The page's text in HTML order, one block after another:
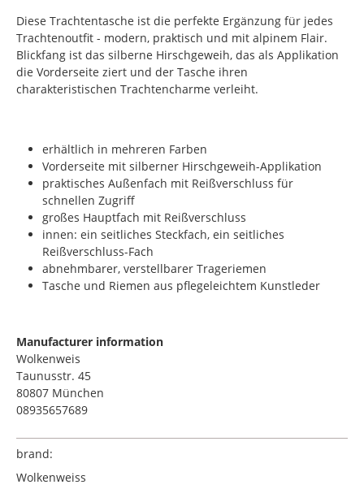
Diese Trachtentasche ist die perfekte Ergänzung für jedes
Trachtenoutfit - modern, praktisch und mit alpinem Flair.
Blickfang ist das silberne Hirschgeweih, das als Applikation
die Vorderseite ziert und der Tasche ihren
charakteristischen Trachtencharme verleiht.
erhältlich in mehreren Farben
Vorderseite mit silberner Hirschgeweih-Applikation
praktisches Außenfach mit Reißverschluss für
schnellen Zugriff
großes Hauptfach mit Reißverschluss
innen: ein seitliches Steckfach, ein seitliches
Reißverschluss-Fach
abnehmbarer, verstellbarer Trageriemen
Tasche und Riemen aus pflegeleichtem Kunstleder
Manufacturer information
Wolkenweis
Taunusstr. 45
80807 München
08935657689
brand:
Wolkenweiss